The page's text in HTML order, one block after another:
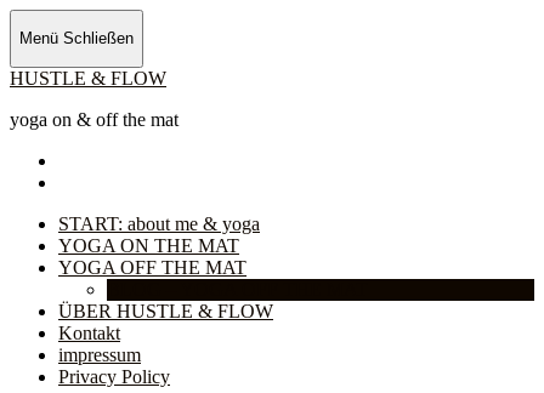
Menü Schließen
HUSTLE & FLOW
yoga on & off the mat
START: about me & yoga
YOGA ON THE MAT
YOGA OFF THE MAT
ÜBER HUSTLE & FLOW
Kontakt
impressum
Privacy Policy